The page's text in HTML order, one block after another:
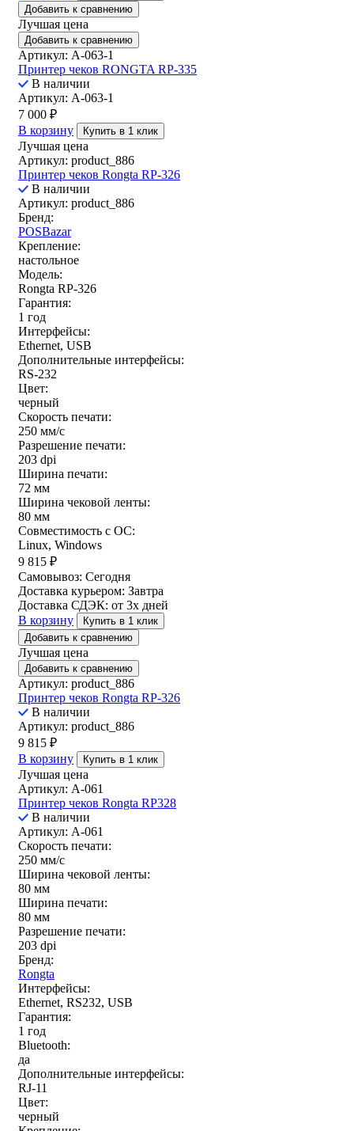
Добавить к сравнению
Лучшая цена
Добавить к сравнению
Артикул: A-063-1
Принтер чеков RONGTA RP-335
В наличии
Артикул: A-063-1
7 000 ₽
В корзину
Купить в 1 клик
Лучшая цена
Артикул: product_886
Принтер чеков Rongta RP-326
В наличии
Артикул: product_886
Бренд:
POSBazar
Крепление:
настольное
Модель:
Rongta RP-326
Гарантия:
1 год
Интерфейсы:
Ethernet, USB
Дополнительные интерфейсы:
RS-232
Цвет:
черный
Скорость печати:
250 мм/c
Разрешение печати:
203 dpi
Ширина печати:
72 мм
Ширина чековой ленты:
80 мм
Совместимость с ОС:
Linux, Windows
9 815 ₽
Самовывоз: Сегодня
Доставка курьером: Завтра
Доставка СДЭК: от 3х дней
В корзину
Купить в 1 клик
Добавить к сравнению
Лучшая цена
Добавить к сравнению
Артикул: product_886
Принтер чеков Rongta RP-326
В наличии
Артикул: product_886
9 815 ₽
В корзину
Купить в 1 клик
Лучшая цена
Артикул: A-061
Принтер чеков Rongta RP328
В наличии
Артикул: A-061
Скорость печати:
250 мм/c
Ширина чековой ленты:
80 мм
Ширина печати:
80 мм
Разрешение печати:
203 dpi
Бренд:
Rongta
Интерфейсы:
Ethernet, RS232, USB
Гарантия:
1 год
Bluetooth:
да
Дополнительные интерфейсы:
RJ-11
Цвет:
черный